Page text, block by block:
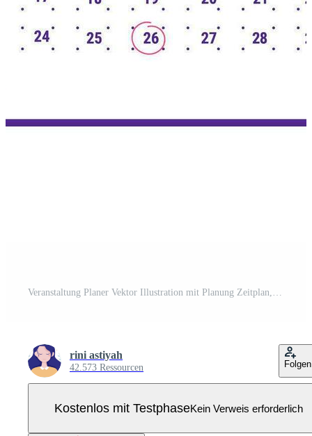
Veranstaltung Planer Vektor Illustration mit Planung Zeitplan, Zeit Management, Geschäft Agenda und Kalender Konzept im eben Karikatur Hintergrund Pro Vektor
rini astiyah
42.573 Ressourcen Folgen
Kostenlos mit TestphaseKein Verweis erforderlich